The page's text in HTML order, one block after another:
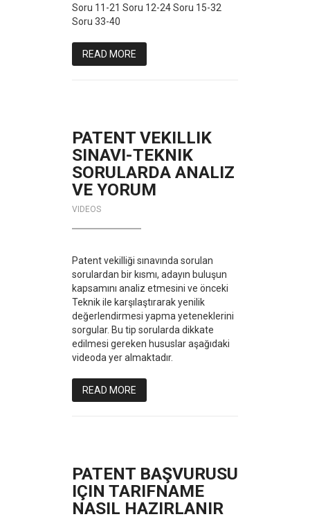
Soru 11-21 Soru 12-24 Soru 15-32
Soru 33-40
READ MORE
PATENT VEKILLIK
SINAVI-TEKNIK
SORULARDA ANALIZ
VE YORUM
VIDEOS
Patent vekilliği sınavında sorulan
sorulardan bir kısmı, adayın buluşun
kapsamını analiz etmesini ve önceki
Teknik ile karşılaştırarak yenilik
değerlendirmesi yapma yeteneklerini
sorgular. Bu tip sorularda dikkate
edilmesi gereken hususlar aşağıdaki
videoda yer almaktadır.
READ MORE
PATENT BAŞVURUSU
IÇIN TARIFNAME
NASIL HAZIRLANIR